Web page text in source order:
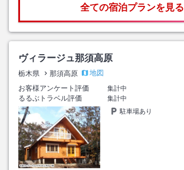
全ての宿泊プランを見る
ヴィラージュ那須高原
栃木県 那須高原
地図
お客様アンケート評価
集計中
るるぶトラベル評価
集計中
駐車場あり